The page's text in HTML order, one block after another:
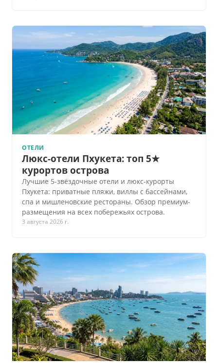
ОТЕЛИ
Люкс-отели Пхукета: топ 5★
курортов острова
Лучшие 5-звёздочные отели и люкс-курорты
Пхукета: приватные пляжи, виллы с бассейнами,
спа и мишленовские рестораны. Обзор премиум-
размещения на всех побережьях острова.
3 августа 2026 г.